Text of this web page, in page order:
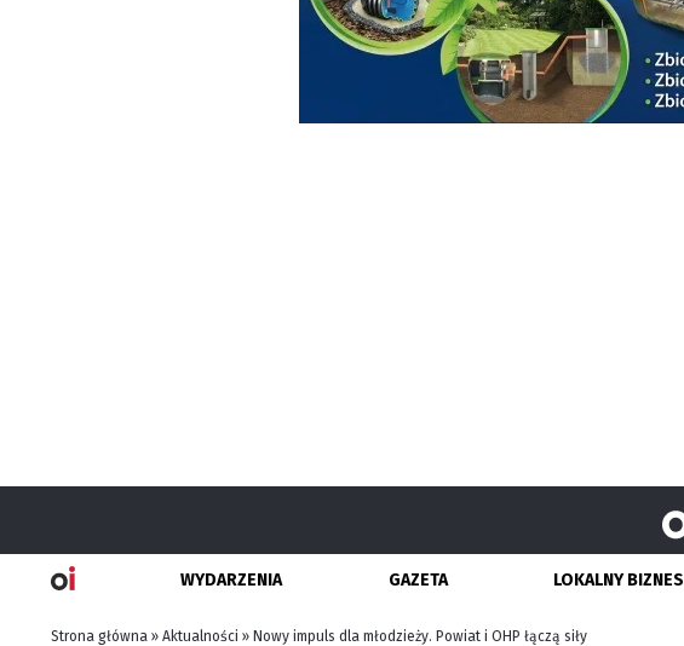
WYDARZENIA GAZETA LOKALNY BIZNES
Strona główna » Aktualności » Nowy impuls dla młodzieży. Powiat i OHP łączą siły